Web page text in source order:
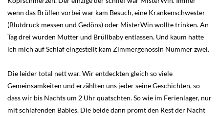
wenn das Brüllen vorbei war kam Besuch, eine Krankenschwester
(Blutdruck messen und Gedöns) oder MisterWin wollte trinken. An
Tag drei wurden Mutter und Brüllbaby entlassen. Und kaum hatte
ich mich auf Schlaf eingestellt kam Zimmergenossin Nummer zwei.
Die leider total nett war. Wir entdeckten gleich so viele
Gemeinsamkeiten und erzählten uns jeder seine Geschichten, so
dass wir bis Nachts um 2 Uhr quatschten. So wie im Ferienlager, nur
mit schlafenden Babies. Die beide dann promt den Rest der Nacht